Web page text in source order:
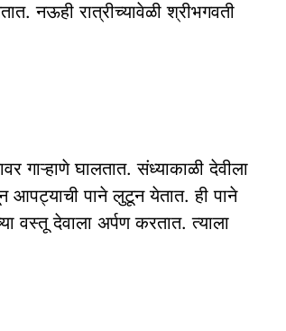
नऊही रात्रीच्यावेळी श्रीभगवती
गाऱ्हाणे घालतात. संध्याकाळी देवीला
आपट्याची पाने लुटून येतात. ही पाने
वस्तू देवाला अर्पण करतात. त्याला